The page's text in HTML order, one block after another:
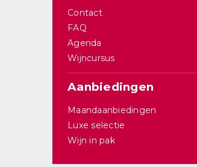
Contact
FAQ
Agenda
Wijncursus
Aanbiedingen
Maandaanbiedingen
Luxe selectie
Wijn in pak